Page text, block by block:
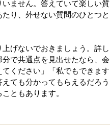
ません。答えていて楽しい質
り、外せない質問のひとつと
げないでおきましょう。詳し
で共通点を見出せたなら、会
ください」「私でもできます
ても分かってもらえるだろう
ともあります。